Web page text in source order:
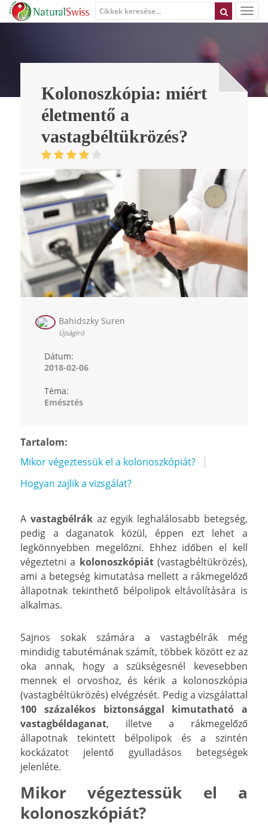
Kolonoszkópia: miért
életmentő a
vastagbéltükrözés?
Bahidszky Suren
Újságíró
Dátum:
2018-02-06
Téma:
Emésztés
Tartalom:
Mikor végeztessük el a kolonoszkópiát?
Hogyan zajlik a vizsgálat?
A vastagbélrákaz egyik leghalálosabb betegség,
pedig a daganatok közül, éppen ezt lehet a
legkönnyebben megelőzni. Ehhez időben el kell
végeztetni a kolonoszkópiát(vastagbéltükrözés),
ami a betegség kimutatása mellett a rákmegelőző
állapotnak tekinthető bélpolipok eltávolítására is
alkalmas.
Sajnos sokak számára a vastagbélrák
még
mindidig tabutémának számít, többek között ez az
oka annak, hogy a szükségesnél kevesebben
mennek el orvoshoz, és kérik a kolonoszkópia
(vastagbéltükrözés) elvégzését. Pedig a vizsgálattal
100 százalékos biztonsággal kimutatható a
vastagbéldaganat, illetve a rákmegelőző
állapotnak tekintett bélpolipok és a szintén
kockázatot jelentő gyulladásos betegségek
jelenléte.
Mikor végeztessük el a
kolonoszkópiát?